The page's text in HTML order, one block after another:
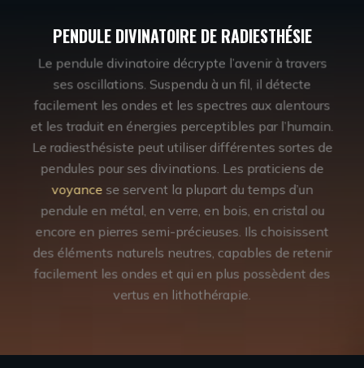
PENDULE DIVINATOIRE DE RADIESTHÉSIE
Le pendule divinatoire décrypte l’avenir à travers
ses oscillations. Suspendu à un fil, il détecte
facilement les ondes et les spectres aux alentours
et les traduit en énergies perceptibles par l’humain.
Le radiesthésiste peut utiliser différentes sortes de
pendules pour ses divinations. Les praticiens de
voyancese servent la plupart du temps d’un
pendule en métal, en verre, en bois, en cristal ou
encore en pierres semi-précieuses. Ils choisissent
des éléments naturels neutres, capables de retenir
facilement les ondes et qui en plus possèdent des
vertus en lithothérapie.